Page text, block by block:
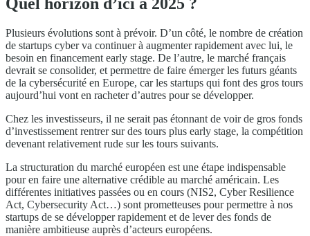
Plusieurs évolutions sont à prévoir. D’un côté, le nombre de création
de startups cyber va continuer à augmenter rapidement avec lui, le
besoin en financement early stage. De l’autre, le marché français
devrait se consolider, et permettre de faire émerger les futurs géants
de la cybersécurité en Europe, car les startups qui font des gros tours
aujourd’hui vont en racheter d’autres pour se développer.
Chez les investisseurs, il ne serait pas étonnant de voir de gros fonds
d’investissement rentrer sur des tours plus early stage, la compétition
devenant relativement rude sur les tours suivants.
La structuration du marché européen est une étape indispensable
pour en faire une alternative crédible au marché américain. Les
différentes initiatives passées ou en cours (NIS2, Cyber Resilience
Act, Cybersecurity Act…) sont prometteuses pour permettre à nos
startups de se développer rapidement et de lever des fonds de
manière ambitieuse auprès d’acteurs européens.